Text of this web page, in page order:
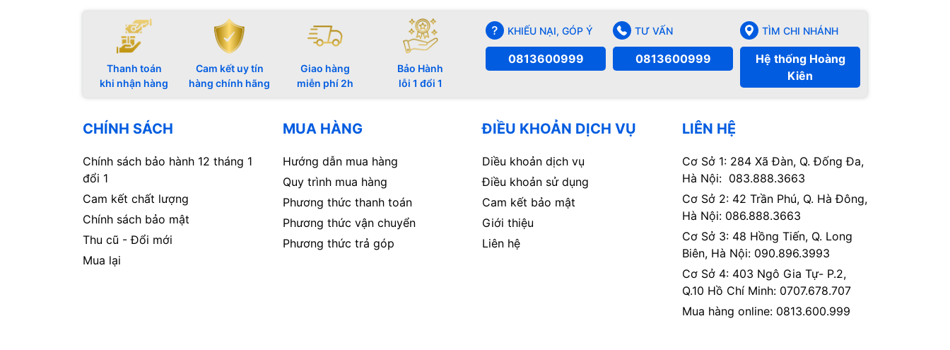
Thanh toán
khi nhận hàng
Cam kết uy tín
hàng chính hãng
Giao hàng
miễn phí 2h
Bảo Hành
lỗi 1 đổi 1
KHIẾU NẠI, GÓP Ý
0813600999
TƯ VẤN
0813600999
TÌM CHI NHÁNH
Hệ thống Hoàng
Kiên
CHÍNH SÁCH
Chính sách bảo hành 12 tháng 1
đổi 1
Cam kết chất lượng
Chính sách bảo mật
Thu cũ - Đổi mới
Mua lại
MUA HÀNG
Hướng dẫn mua hàng
Quy trình mua hàng
Phương thức thanh toán
Phương thức vận chuyển
Phương thức trả góp
ĐIỀU KHOẢN DỊCH VỤ
Diều khoản dịch vụ
Điều khoản sử dụng
Cam kết bảo mật
Giới thiệu
Liên hệ
LIÊN HỆ
Cơ Sở 1: 284 Xã Đàn, Q. Đống Đa,
Hà Nội: 083.888.3663
Cơ Sở 2: 42 Trần Phú, Q. Hà Đông,
Hà Nội: 086.888.3663
Cơ Sở 3: 48 Hồng Tiến, Q. Long
Biên, Hà Nội: 090.896.3993
Cơ Sở 4: 403 Ngô Gia Tự- P.2,
Q.10 Hồ Chí Minh: 0707.678.707
Mua hàng online: 0813.600.999